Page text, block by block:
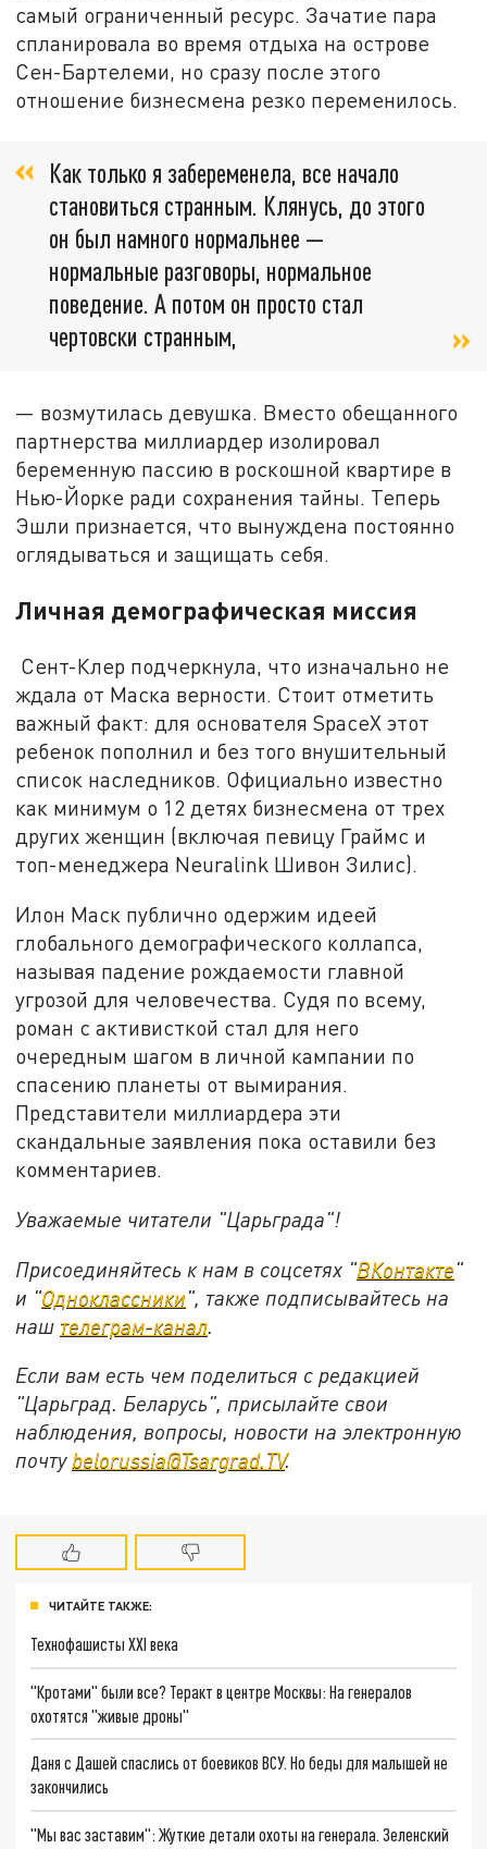
самый ограниченный ресурс. Зачатие пара
спланировала во время отдыха на острове
Сен-Бартелеми, но сразу после этого
отношение бизнесмена резко переменилось.
Как только я забеременела, все начало
становиться странным. Клянусь, до этого
он был намного нормальнее —
нормальные разговоры, нормальное
поведение. А потом он просто стал
чертовски странным,
— возмутилась девушка. Вместо обещанного
партнерства миллиардер изолировал
беременную пассию в роскошной квартире в
Нью-Йорке ради сохранения тайны. Теперь
Эшли признается, что вынуждена постоянно
оглядываться и защищать себя.
Личная демографическая миссия
Сент-Клер подчеркнула, что изначально не
ждала от Маска верности. Стоит отметить
важный факт: для основателя SpaceX этот
ребенок пополнил и без того внушительный
список наследников. Официально известно
как минимум о 12 детях бизнесмена от трех
других женщин (включая певицу Граймс и
топ-менеджера Neuralink Шивон Зилис).
Илон Маск публично одержим идеей
глобального демографического коллапса,
называя падение рождаемости главной
угрозой для человечества. Судя по всему,
роман с активисткой стал для него
очередным шагом в личной кампании по
спасению планеты от вымирания.
Представители миллиардера эти
скандальные заявления пока оставили без
комментариев.
Уважаемые читатели "Царьграда"!
Присоединяйтесь к нам в соцсетях "ВКонтакте"
и "Одноклассники", также подписывайтесь на
наш телеграм-канал
Если вам есть чем поделиться с редакцией
"Царьград. Беларусь", присылайте свои
наблюдения, вопросы, новости на электронную
почту belorussia@Tsargrad.TV.
ЧИТАЙТЕ ТАКЖЕ:
Технофашисты XXI века
"Кротами" были все? Теракт в центре Москвы: На генералов
охотятся "живые дроны"
Даня с Дашей спаслись от боевиков ВСУ. Но беды для малышей не
закончились
"Мы вас заставим": Жуткие детали охоты на генерала. Зеленский